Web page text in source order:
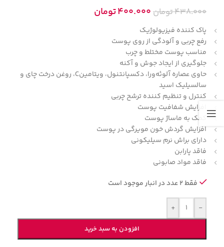
438.000تومان 400.000تومان
پاک کننده فیزیولوژیک
رفع چربی و آلودگی از روی پوست
مناسب پوست‌ مختلط و چرب
جلوگیری از ایجاد جوش و آکنه
حاوی عصاره آلوئه‌ورا، دکسپانتنول، ویتامینC، روغن درخت چای و
سالسیلیک اسید
کنترل و تنظیم کننده ترشح چربی
افزایش شفافیت پوست
کمک به ماساژ پوست
افزایش گردش خون مویرگی در پوست
دارای براش نرم سیلیکونی
فاقد پارابن
فاقد مواد صابونی
فقط 2 عدد در انبار موجود است
-
+
افزودن به سبد خرید